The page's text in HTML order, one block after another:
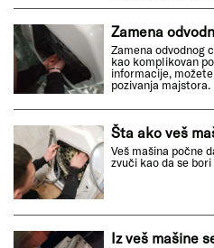
Zamena
Zamena odvodnog
kao komplikovan
informacije,
pozivanja majstora.
Šta ako veš
Veš mašina počne
zvuči kao da se
Iz veš mašine